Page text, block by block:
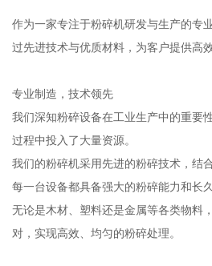
作为一家专注于粉碎机研发与生产的专
过先进技术与优质材料，为客户提供高
专业制造，技术领先
我们深知粉碎设备在工业生产中的重要
过程中投入了大量资源。
我们的粉碎机采用先进的粉碎技术，结
每一台设备都具备强大的粉碎能力和长
无论是木材、塑料还是金属等各类物料
对，实现高效、均匀的粉碎处理。